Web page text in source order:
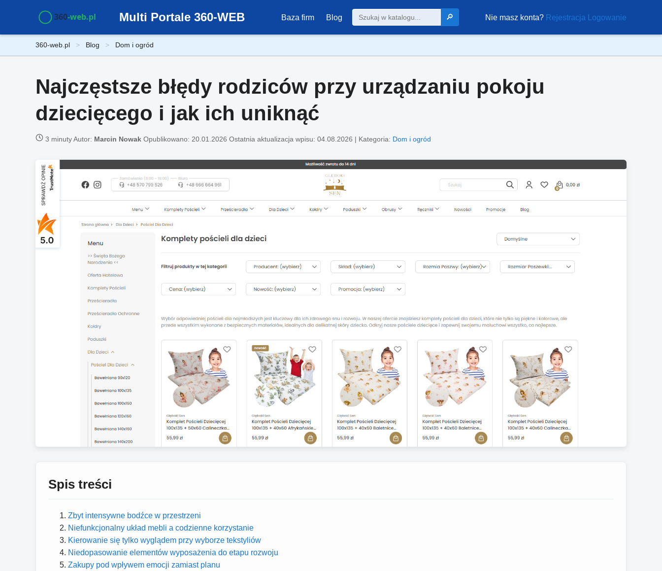
Multi Portale 360-WEB Baza firm Blog 🔎 Nie masz konta? Rejestracja Logowanie
360-web.pl Blog Dom i ogród
Najczęstsze błędy rodziców przy urządzaniu pokoju
dziecięcego i jak ich uniknąć
3 minutyAutor: Marcin Nowak Opublikowano: 20.01.2026 Ostatnia aktualizacja wpisu: 04.08.2026 | Kategoria: Dom i ogród
Spis treści
Zbyt intensywne bodźce w przestrzeni
Niefunkcjonalny układ mebli a codzienne korzystanie
Kierowanie się tylko wyglądem przy wyborze tekstyliów
Niedopasowanie elementów wyposażenia do etapu rozwoju
Zakupy pod wpływem emocji zamiast planu